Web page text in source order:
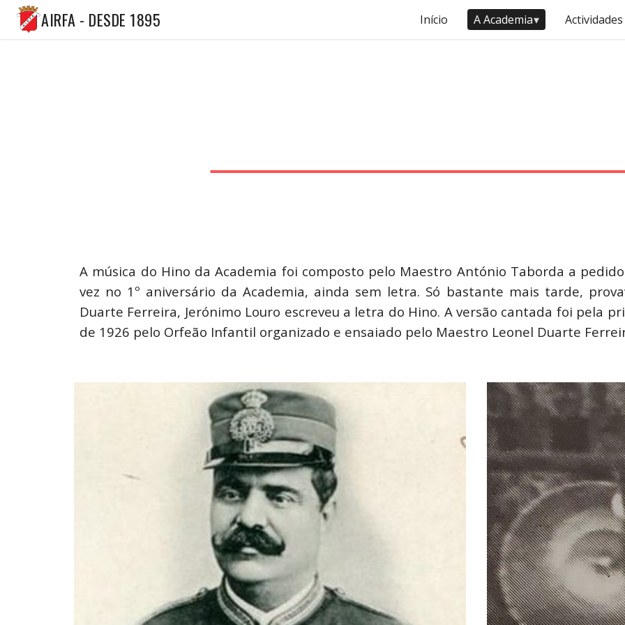
AIRFA - DESDE 1895 Início A Academia▾ Actividades
A música do Hino da Academia foi composto pelo Maestro António Taborda a
vez no 1º aniversário da Academia, ainda sem letra. Só bastante mais tarde,
Duarte Ferreira, Jerónimo Louro escreveu a letra do Hino. A versão cantada foi pela
de 1926 pelo Orfeão Infantil organizado e ensaiado pelo Maestro Leonel Duarte